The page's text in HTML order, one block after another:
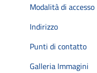
Modalità di accesso
Indirizzo
Punti di contatto
Galleria Immagini